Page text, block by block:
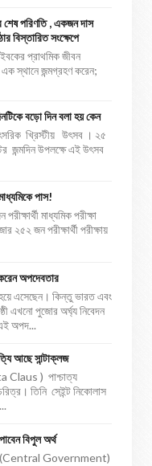
পরিণতি , একজন দাস
বিস্তারিত সংক্ষেপে
প্রাথমিক জীবন
স্থানে জন্মগ্রহণ করেন;
বড়ো দিন বলা হয় কেন
খ্রিস্টীয় উৎসব । ২৫
জন্মদিন উপলক্ষে এই উৎসব
পাস!
মাধ্যমিক পরীক্ষা
২৫২ জন পরীক্ষার্থী পরীক্ষায়
অপদেবতার
এসেছেন। কিন্তু ভারত এবং
এখনো পুজোর অর্ঘ্য নিবেদন
অপদ...
আছে সান্টাক্লজ
Claus ) পাশ্চাত্য
তিনি সেইন্ট নিকোলাস
বিপুল অর্থ
(Central Government)